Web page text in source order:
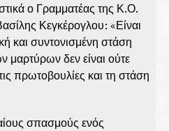
ο Γραμματέας της Κ.Ο.
Κεγκέρογλου: «Είναι
και συντονισμένη στάση
δεν είναι ούτε
πρωτοβουλίες και τη στάση
σπασμούς ενός